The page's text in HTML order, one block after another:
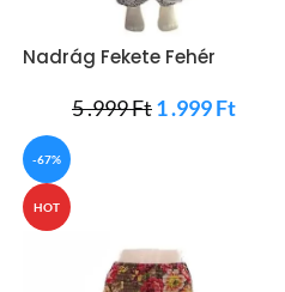
Nadrág Fekete Fehér
5 .999Ft1 .999Ft
-67%
HOT